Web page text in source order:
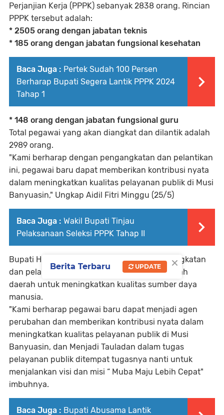
Perjanjian Kerja (PPPK) sebanyak 2838 orang. Rincian
PPPK tersebut adalah:
* 2505 orang dengan jabatan teknis
* 185 orang dengan jabatan fungsional kesehatan
Baca Juga : Pertek Sudah 100 Persen
Berharap Bupati Segera Lantik PPPK 2024
Tahap 1
* 148 orang dengan jabatan fungsional guru
Total pegawai yang akan diangkat dan dilantik adalah
2989 orang.
"Kami berharap dengan pengangkatan dan pelantikan
ini, pegawai baru dapat memberikan kontribusi nyata
dalam meningkatkan kualitas pelayanan publik di Musi
Banyuasin," Ungkap Aidil Fitri Minggu (25/5)
Baca Juga : Wakil Bupati Tinjau
Pelaksanaan Seleksi PPPK Tahap II
Bupati H.M. Toha menekankan bahwa pengangkatan
dan pelantikan ini adalah komitmen pemerintah
daerah untuk meningkatkan kualitas sumber daya
manusia.
"Kami berharap pegawai baru dapat menjadi agen
perubahan dan memberikan kontribusi nyata dalam
meningkatkan kualitas pelayanan publik di Musi
Banyuasin, dan Menjadi Tauladan dalam tugas
pelayanan publik ditempat tugasnya nanti untuk
menjalankan visi dan misi “ Muba Maju Lebih Cepat"
imbuhnya.
Baca Juga : Bupati Abusama Lantik
×
Berita Terbaru UPDATE